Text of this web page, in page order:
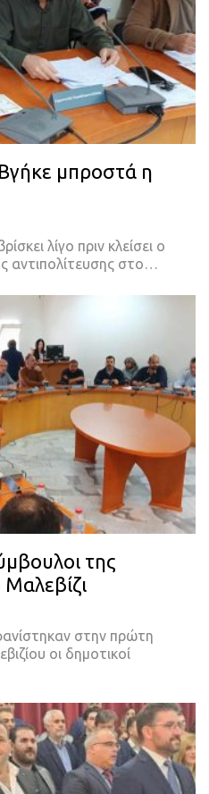
μπροστά η
λίγο πριν κλείσει ο
αντιπολίτευσης στο…
της
στην πρώτη
οι δημοτικοί